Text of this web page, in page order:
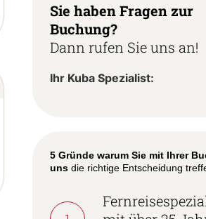
Sie haben Fragen zur
Buchung?
Dann rufen Sie uns an!
Ihr Kuba Spezialist:
5 Gründe warum Sie mit Ihrer
unsdie richtige Entscheidung